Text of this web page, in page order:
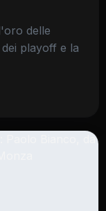
delle
playoff e la